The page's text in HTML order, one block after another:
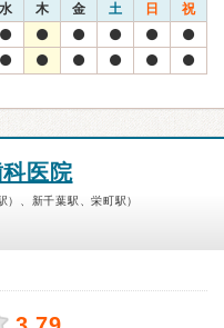
水 木 金 土 日 祝
医院
、新千葉駅、栄町駅）